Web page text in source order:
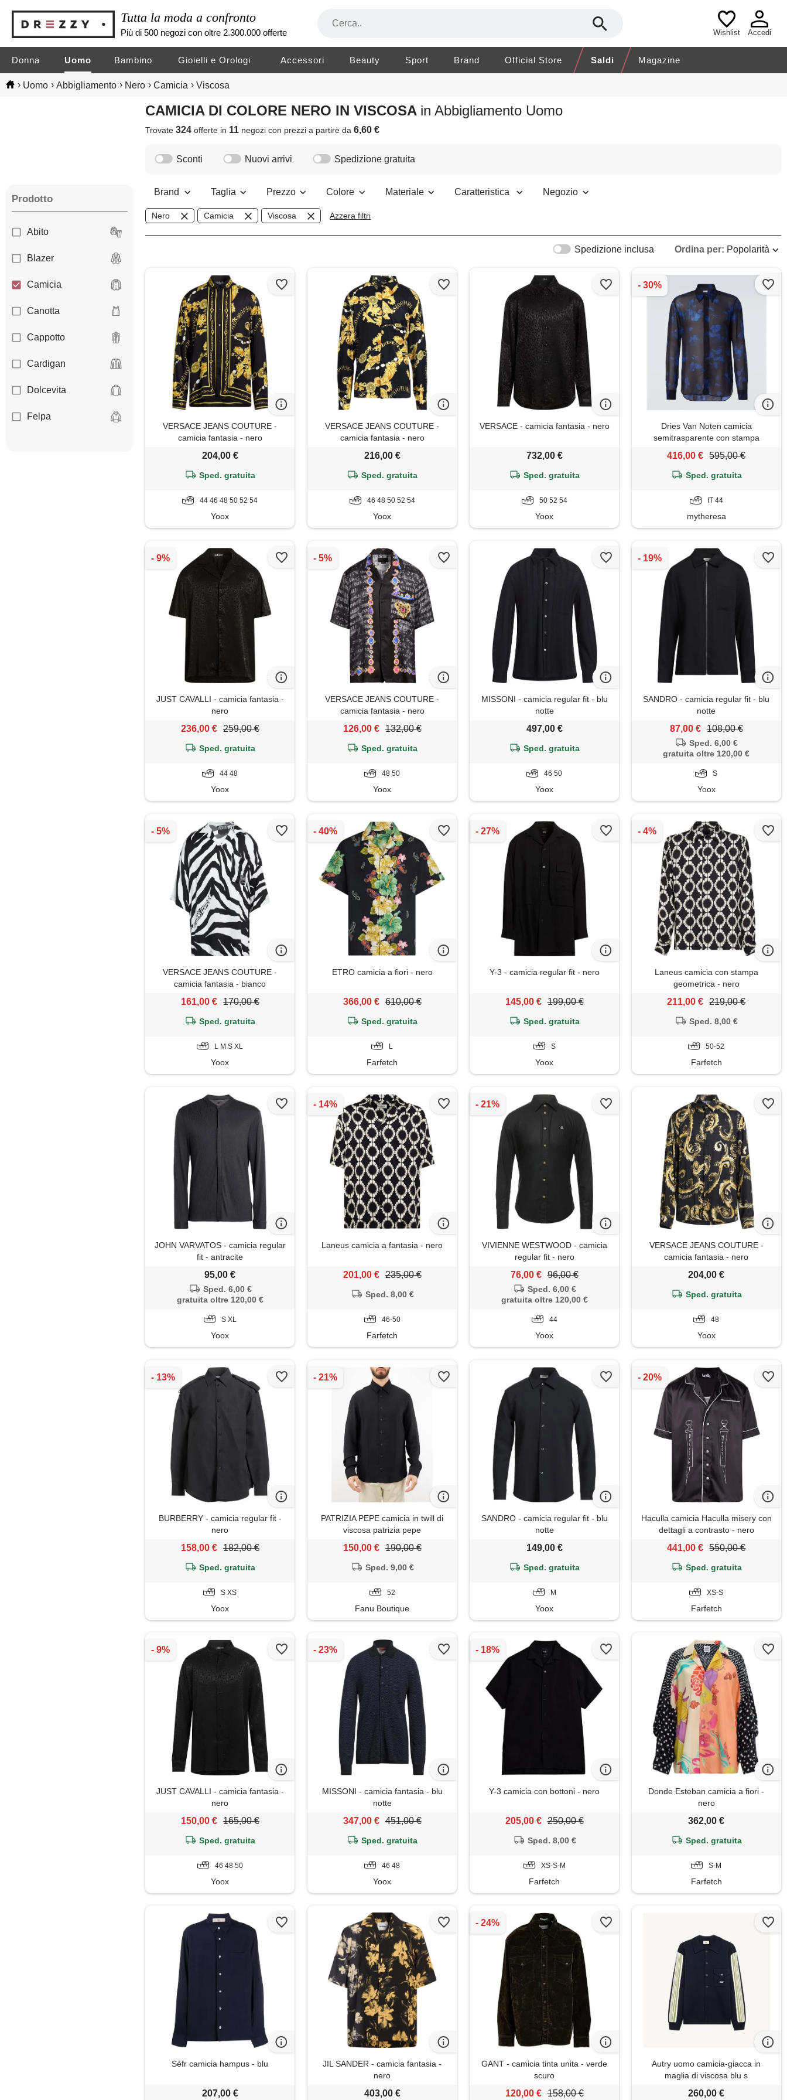
Tutta la moda a confronto
Più di 500 negozi con oltre 2.300.000 offerte Wishlist Accedi
Donna Uomo Bambino Gioielli e Orologi Accessori Beauty Sport Brand Official Store Saldi Magazine
› Uomo › Abbigliamento › Nero › Camicia › Viscosa
CAMICIA DI COLORE NERO IN VISCOSA in Abbigliamento Uomo
Trovate324 offerte in 11 negozicon prezzi a partire da6,60 €
Prodotto
Abito
Blazer
Camicia
Canotta
Cappotto
Cardigan
Dolcevita
Felpa
Sconti Nuovi arrivi Spedizione gratuita
Brand Taglia Prezzo Colore Materiale Caratteristica Negozio
Nero Camicia Viscosa Azzera filtri
Ordina per: Popolarità
Spedizione inclusa
VERSACE JEANS COUTURE -
camicia fantasia - nero
204,00 €
Sped. gratuita
44 46 48 50 52 54
Yoox
VERSACE JEANS COUTURE -
camicia fantasia - nero
216,00 €
Sped. gratuita
46 48 50 52 54
Yoox
VERSACE - camicia fantasia - nero
732,00 €
Sped. gratuita
50 52 54
Yoox
Dries Van Noten camicia
semitrasparente con stampa
floreale
416,00 € 595,00 €
Sped. gratuita
IT 44
mytheresa
JUST CAVALLI - camicia fantasia -
nero
236,00 € 259,00 €
Sped. gratuita
44 48
Yoox
VERSACE JEANS COUTURE -
camicia fantasia - nero
126,00 € 132,00 €
Sped. gratuita
48 50
Yoox
MISSONI - camicia regular fit - blu
notte
497,00 €
Sped. gratuita
46 50
Yoox
SANDRO - camicia regular fit - blu
notte
87,00 € 108,00 €
Sped. 6,00 €
gratuita oltre 120,00 €
S
Yoox
VERSACE JEANS COUTURE -
camicia fantasia - bianco
161,00 € 170,00 €
Sped. gratuita
L M S XL
Yoox
ETRO camicia a fiori - nero
366,00 € 610,00 €
Sped. gratuita
L
Farfetch
Y-3 - camicia regular fit - nero
145,00 € 199,00 €
Sped. gratuita
S
Yoox
Laneus camicia con stampa
geometrica - nero
211,00 € 219,00 €
Sped. 8,00 €
50-52
Farfetch
JOHN VARVATOS - camicia regular
fit - antracite
95,00 €
Sped. 6,00 €
gratuita oltre 120,00 €
S XL
Yoox
Laneus camicia a fantasia - nero
201,00 € 235,00 €
Sped. 8,00 €
46-50
Farfetch
VIVIENNE WESTWOOD - camicia
regular fit - nero
76,00 € 96,00 €
Sped. 6,00 €
gratuita oltre 120,00 €
44
Yoox
VERSACE JEANS COUTURE -
camicia fantasia - nero
204,00 €
Sped. gratuita
48
Yoox
BURBERRY - camicia regular fit -
nero
158,00 € 182,00 €
Sped. gratuita
S XS
Yoox
PATRIZIA PEPE camicia in twill di
viscosa patrizia pepe
150,00 € 190,00 €
Sped. 9,00 €
52
Fanu Boutique
SANDRO - camicia regular fit - blu
notte
149,00 €
Sped. gratuita
M
Yoox
Haculla camicia Haculla misery con
dettagli a contrasto - nero
441,00 € 550,00 €
Sped. gratuita
XS-S
Farfetch
JUST CAVALLI - camicia fantasia -
nero
150,00 € 165,00 €
Sped. gratuita
46 48 50
Yoox
MISSONI - camicia fantasia - blu
notte
347,00 € 451,00 €
Sped. gratuita
46 48
Yoox
Y-3 camicia con bottoni - nero
205,00 € 250,00 €
Sped. 8,00 €
XS-S-M
Farfetch
Donde Esteban camicia a fiori -
nero
362,00 €
Sped. gratuita
S-M
Farfetch
Séfr camicia hampus - blu
207,00 €
JIL SANDER - camicia fantasia -
nero
403,00 €
GANT - camicia tinta unita - verde
scuro
120,00 € 158,00 €
Autry uomo camicia-giacca in
maglia di viscosa blu s
260,00 €